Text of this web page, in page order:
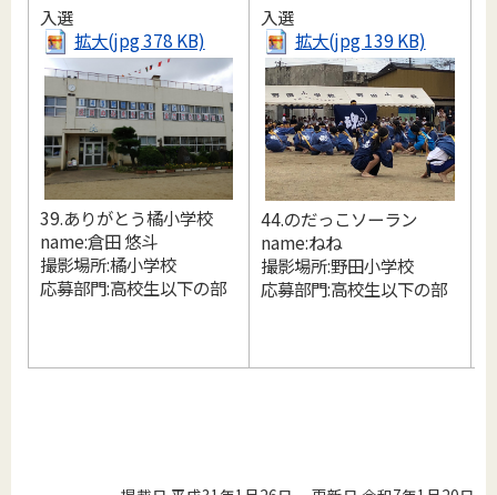
入選
拡大(jpg 378 KB)
39.ありがとう橘小学校
name:倉田 悠斗
撮影場所:橘小学校
応募部門:高校生以下の部
入選
拡大(jpg 139 KB)
44.のだっこソーラン
name:ねね
撮影場所:野田小学校
応募部門:高校生以下の部